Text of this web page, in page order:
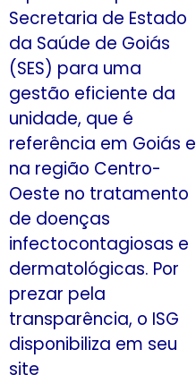
Secretaria de Estado
da Saúde de Goiás
(SES) para uma
gestão eficiente da
unidade, que é
referência em Goiás e
na região Centro-
Oeste no tratamento
de doenças
infectocontagiosas e
dermatológicas. Por
prezar pela
transparência, o ISG
disponibiliza em seu
site